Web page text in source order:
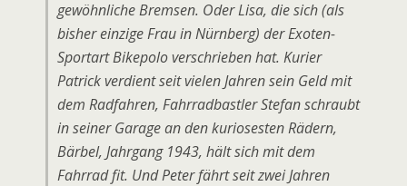
gewöhnliche Bremsen. Oder Lisa, die sich (als
bisher einzige Frau in Nürnberg) der Exoten-
Sportart Bikepolo verschrieben hat. Kurier
Patrick verdient seit vielen Jahren sein Geld mit
dem Radfahren, Fahrradbastler Stefan schraubt
in seiner Garage an den kuriosesten Rädern,
Bärbel, Jahrgang 1943, hält sich mit dem
Fahrrad fit. Und Peter fährt seit zwei Jahren